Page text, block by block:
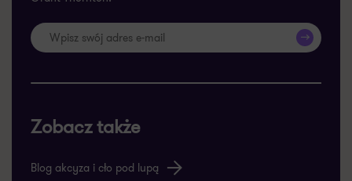
>>
Zobacz także
Blog akcyza i cło pod lupą